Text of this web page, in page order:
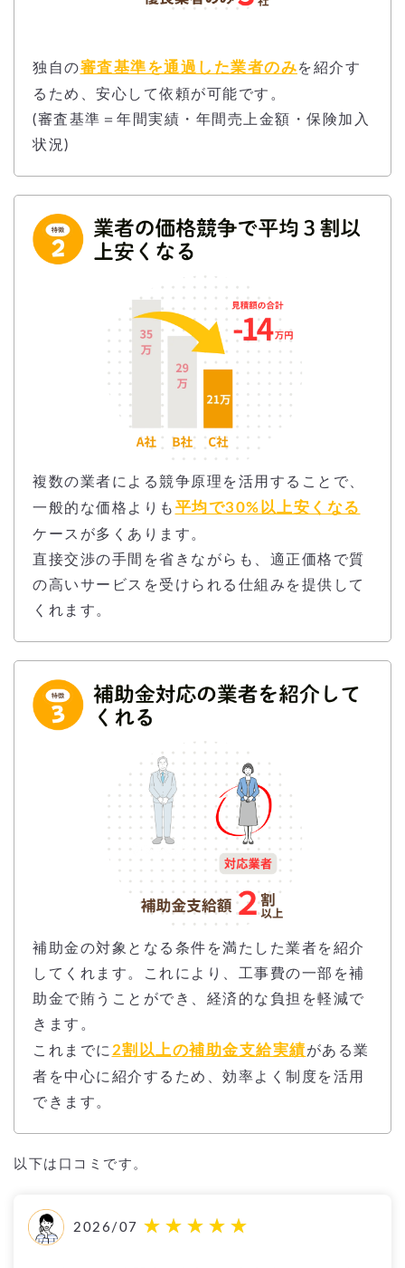
独自の審査基準を通過した業者のみを紹介す
るため、安心して依頼が可能です。
(審査基準＝年間実績・年間売上金額・保険加入
状況)
複数の業者による競争原理を活用することで、
一般的な価格よりも 平均で30%以上安くなる
ケースが多くあります。
直接交渉の手間を省きながらも、適正価格で質
の高いサービスを受けられる仕組みを提供して
くれます。
補助金の対象となる条件を満たした業者を紹介
してくれます。これにより、工事費の一部を補
助金で賄うことができ、経済的な負担を軽減で
きます。
これまでに 2割以上の補助金支給実績がある業
者を中心に紹介するため、効率よく制度を活用
できます。
以下は口コミです。
2026/07